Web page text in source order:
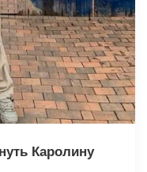
Каролину